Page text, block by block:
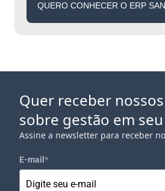
QUERO CONHECER O ERP
Quer receber
sobre gestão em
Assine a newsletter para receber
E-mail *